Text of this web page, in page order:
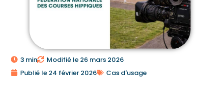
3 min
Modifié le 26 mars 2026
Publié le 24 février 2026 Cas d'usage